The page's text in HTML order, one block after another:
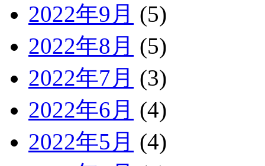
2022年9月 (5)
2022年8月 (5)
2022年7月 (3)
2022年6月 (4)
2022年5月 (4)